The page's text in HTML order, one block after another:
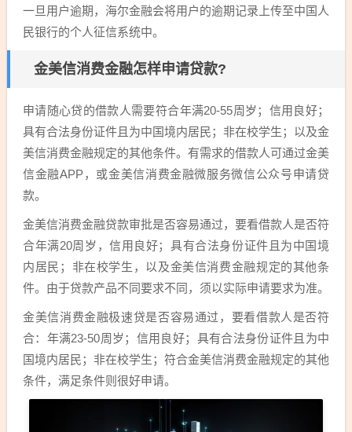
一旦用户逾期，海尔金融会将用户的逾期记录上传至中国人
民银行的个人征信系统中。
金美信消费金融怎样申请贷款?
申请随心贷的借款人需要符合年满20-55周岁；信用良好；
具有合法身份证件且为中国境内居民；非在校学生；以及金
美信消费金融规定的其他条件。有需求的借款人可通过金美
信金融APP，或金美信消费金融微服务微信公众号申请贷
款。
金美信消费金融贷款审批是否容易通过，要看借款人是否符
合年满20周岁，信用良好；具有合法身份证件且为中国境
内居民；非在校学生，以及金美信消费金融规定的其他条
件。由于贷款产品不同要求不同，须以实际申请要求为准。
金美信消费金融极速贷是否容易通过，要看借款人是否符
合：年满23-50周岁；信用良好；具有合法身份证件且为中
国境内居民；非在校学生；符合金美信消费金融规定的其他
条件，满足条件则很好申请。